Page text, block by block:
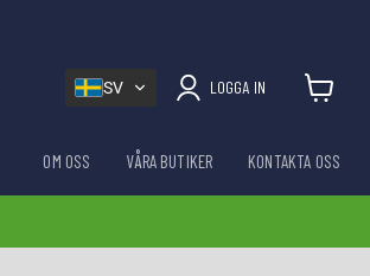
SV LOGGA IN
OM OSS VÅRA BUTIKER KONTAKTA OSS